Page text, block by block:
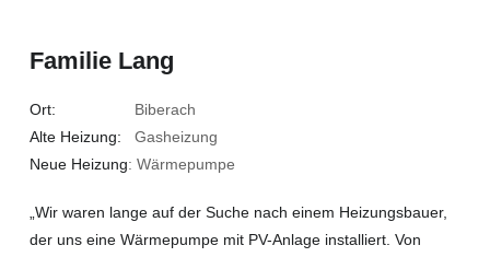
Familie Lang
Ort: Biberach
Alte Heizung: Gasheizung
Neue Heizung: Wärmepumpe
„Wir waren lange auf der Suche nach einem Heizungsbauer,
der uns eine Wärmepumpe mit PV-Anlage installiert. Von